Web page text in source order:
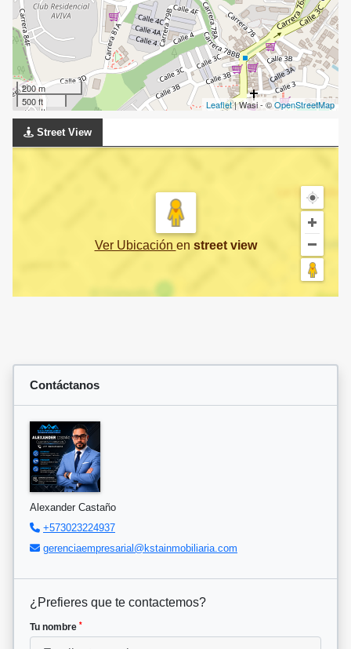
200 m
500 ft
Leaflet| Wasi - ©OpenStreetMap
Street View
Ver Ubicación en street view
Contáctanos
Alexander Castaño
+573023224937
gerenciaempresarial@kstainmobiliaria.com
¿Prefieres que te contactemos?
Tu nombre *